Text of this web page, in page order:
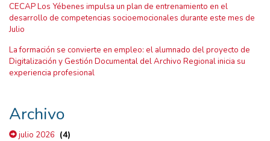
CECAP Los Yébenes impulsa un plan de entrenamiento en el
desarrollo de competencias socioemocionales durante este mes de
Julio
La formación se convierte en empleo: el alumnado del proyecto de
Digitalización y Gestión Documental del Archivo Regional inicia su
experiencia profesional
Archivo
julio 2026 (4)